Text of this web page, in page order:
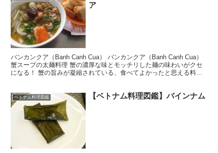
ア
バンカンクア（Banh Canh Cua） バンカンクア（Banh Canh Cua）
蟹スープの太麺料理 蟹の濃厚な味とモッチリした麺の味わいがクセ
になる！ 蟹の旨みが凝縮されている、食べてよかったと思える料
ベトナム料理図鑑 【ベトナム料理図鑑】バインナム